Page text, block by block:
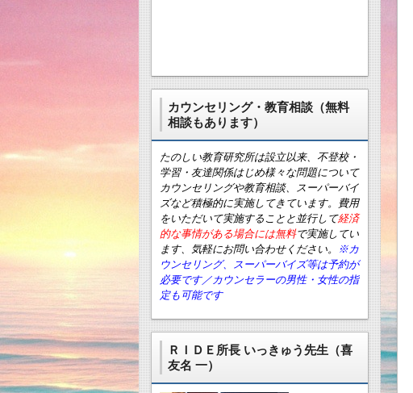
カウンセリング・教育相談（無料
相談もあります）
たのしい教育研究所は設立以来、不登校・
学習・友達関係はじめ様々な問題について
カウンセリングや教育相談、スーパーバイ
ズなど積極的に実施してきています。費用
をいただいて実施することと並行して経済
的な事情がある場合には無料で実施してい
ます、気軽にお問い合わせください。
※カ
ウンセリング、スーパーバイズ等は予約が
必要です／カウンセラーの男性・女性の指
定も可能です
ＲＩＤＥ所長 いっきゅう先生（喜
友名 一）